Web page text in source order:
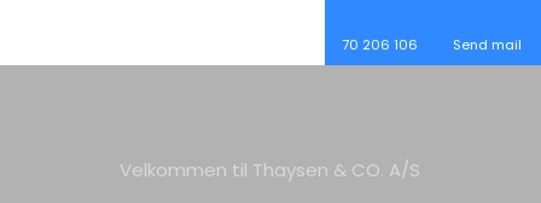
​70 206 106​ Send mail
Velkommen til Thaysen & CO. A/S